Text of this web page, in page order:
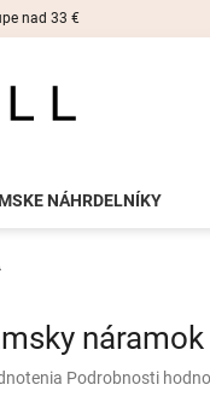
nad 33 €
NÁHRDELNÍKY
Podrobnosti